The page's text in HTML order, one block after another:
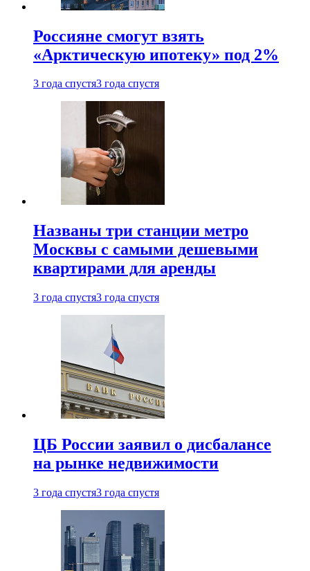
Россияне смогут взять
«Арктическую ипотеку» под 2%
3 года спустя3 года спустя
Названы три станции метро
Москвы с самыми дешевыми
квартирами для аренды
3 года спустя3 года спустя
ЦБ России заявил о дисбалансе
на рынке недвижимости
3 года спустя3 года спустя